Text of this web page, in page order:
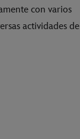
con varios
actividades de